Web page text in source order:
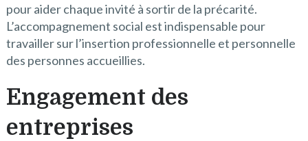
pour aider chaque invité à sortir de la précarité.
L’accompagnement social est indispensable pour
travailler sur l’insertion professionnelle et personnelle
des personnes accueillies.
Engagement des
entreprises